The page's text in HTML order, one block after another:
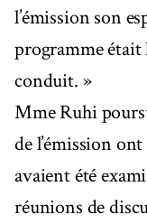
l’émission son
programme était
conduit. »
Mme Ruhi
de l’émission
avaient été
réunions de